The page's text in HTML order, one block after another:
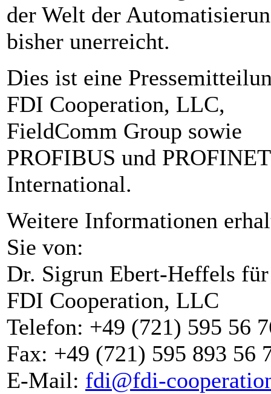
der Welt der
bisher unerreicht.
Dies ist eine
FDI Cooperation, LLC,
FieldComm Group sowie
PROFIBUS und PROFINET
International.
Weitere Informationen
Sie von:
Dr. Sigrun Ebert-Heffels
FDI Cooperation, LLC
Telefon: +49 (721) 595 56
Fax: +49 (721) 595 893 56
E-Mail: fdi@fdi-